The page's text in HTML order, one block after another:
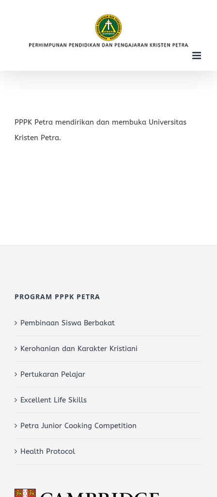
PPPK Petra mendirikan dan membuka Universitas
Kristen Petra.
PROGRAM PPPK PETRA
Pembinaan Siswa Berbakat
Kerohanian dan Karakter Kristiani
Pertukaran Pelajar
Excellent Life Skills
Petra Junior Cooking Competition
Health Protocol